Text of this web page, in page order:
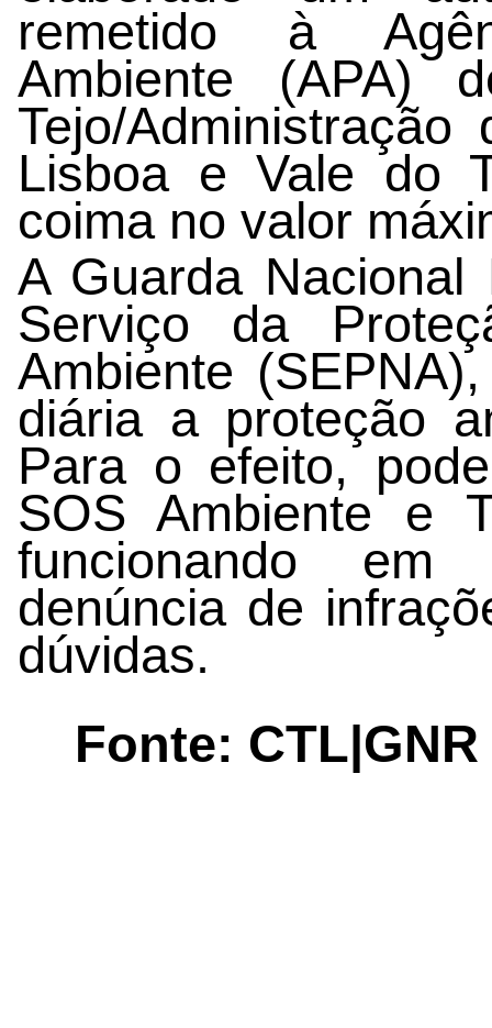
remetido à
Ambiente (APA)
Tejo/
Lisboa e Vale do
coima no valor
A Guarda Nacional
Serviço da
Ambiente
diária a proteção
Para o efeito,
SOS Ambiente e
funcionando
denúncia de
dúvidas.
Fonte: CTL|GNR